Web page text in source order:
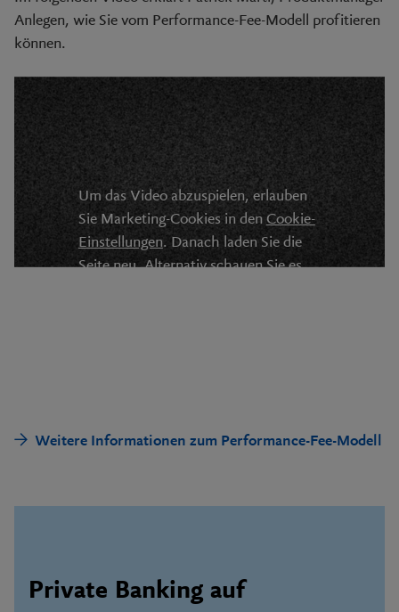
Anlegen, wie Sie vom Performance-Fee-Modell profitieren
können.
Um das Video abzuspielen, erlauben
Sie Marketing-Cookies in den Cookie-
Einstellungen. Danach laden Sie die
Seite neu. Alternativ schauen Sie es
Weitere Informationen zum Performance-Fee-Modell
Private Banking auf